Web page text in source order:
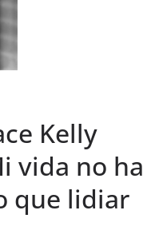
Kelly
vida no ha
que lidiar